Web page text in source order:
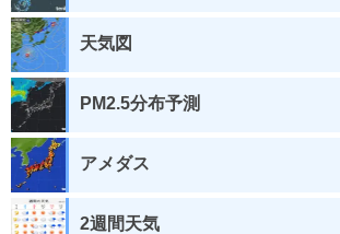
天気図
PM2.5分布予測
アメダス
2週間天気